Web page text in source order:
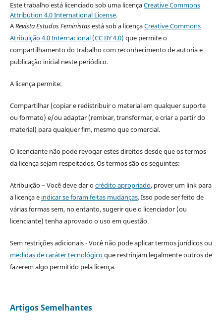
Este trabalho está licenciado sob uma licençaCreative Commons
Attribution 4.0 International License.
ARevista Estudos Feministasestá sob a licençaCreative Commons
Atribuição 4.0 Internacional (CC BY 4.0) que permite o
compartilhamento do trabalho com reconhecimento de autoria e
publicação inicial neste periódico.
A licença permite:
Compartilhar (copiar e redistribuir o material em qualquer suporte
ou formato) e/ou adaptar (remixar, transformar, e criar a partir do
material) para qualquer fim, mesmo que comercial.
O licenciante não pode revogar estes direitos desde que os termos
da licença sejam respeitados. Os termos são os seguintes:
Atribuição – Você deve dar ocrédito apropriado, prover um link para
a licença e indicar se foram feitas mudanças. Isso pode ser feito de
várias formas sem, no entanto, sugerir que o licenciador (ou
licenciante) tenha aprovado o uso em questão.
Sem restrições adicionais - Você não pode aplicar termos jurídicos ou
medidas de caráter tecnológicoque restrinjam legalmente outros de
fazerem algo permitido pela licença.
Artigos Semelhantes